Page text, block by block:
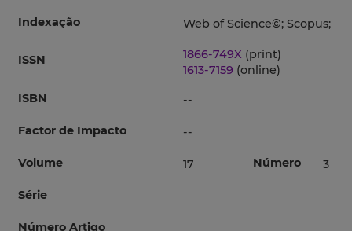
Indexação Web of Science©; Scopus;
ISSN 1866-749X (print)
1613-7159 (online)
ISBN
--
Factor de Impacto --
Volume 17 Número 3
Série
Número Artigo